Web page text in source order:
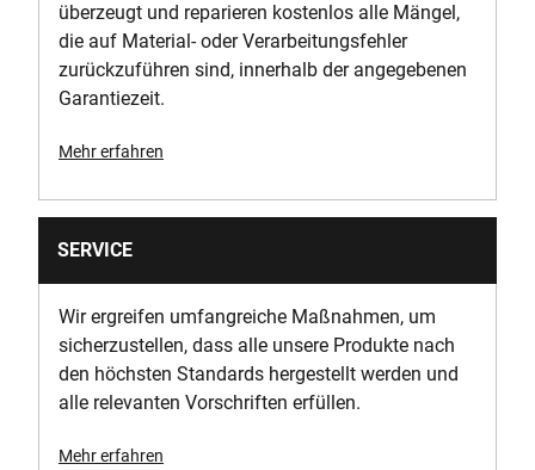
überzeugt und reparieren kostenlos alle Mängel,
die auf Material- oder Verarbeitungsfehler
zurückzuführen sind, innerhalb der angegebenen
Garantiezeit.
Mehr erfahren
SERVICE
Wir ergreifen umfangreiche Maßnahmen, um
sicherzustellen, dass alle unsere Produkte nach
den höchsten Standards hergestellt werden und
alle relevanten Vorschriften erfüllen.
Mehr erfahren